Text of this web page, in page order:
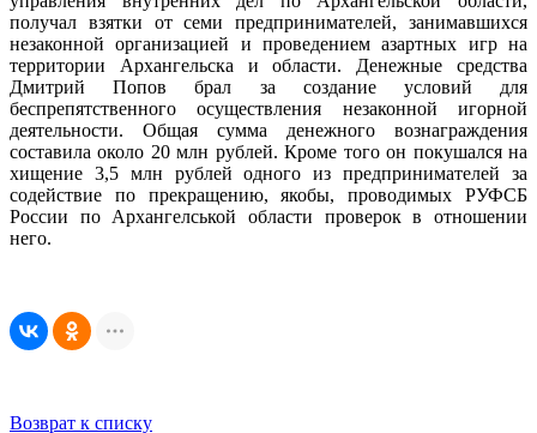
получал взятки от семи предпринимателей, занимавшихся
незаконной организацией и проведением азартных игр на
территории Архангельска и области. Денежные средства
Дмитрий Попов брал за создание условий для
беспрепятственного осуществления незаконной игорной
деятельности. Общая сумма денежного вознаграждения
составила около 20 млн рублей. Кроме того он покушался на
хищение 3,5 млн рублей одного из предпринимателей за
содействие по прекращению, якобы, проводимых РУФСБ
России по Архангелськой области проверок в отношении
него.
Возврат к списку